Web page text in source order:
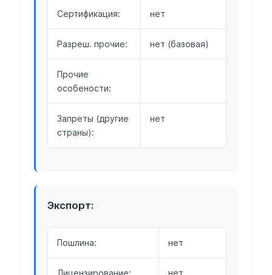
Сертификация: нет
Разреш. прочие: нет (базовая)
Прочие
особености:
Запреты (другие
страны):
нет
Экспорт:
Пошлина: нет